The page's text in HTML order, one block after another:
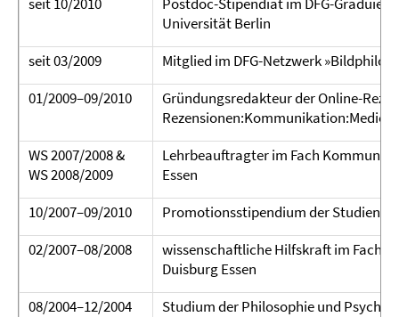
Universität Berlin
seit 03/2009
Mitglied im DFG-Netzwerk
01/2009–09/2010
Gründungsredakteur der Online-
WS 2007/2008 &
WS 2008/2009
Lehrbeauftragter im Fach
Essen
10/2007–09/2010
Promotionsstipendium der
02/2007–08/2008
wissenschaftliche Hilfskraft im Fach
Duisburg Essen
08/2004–12/2004
Studium der Philosophie und